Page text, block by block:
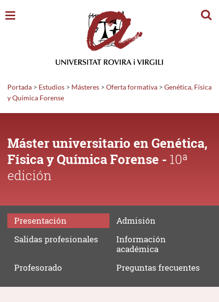
Portada > Estudios > Másteres > Oferta formativa > Genética, Física
y Química Forense
Máster universitario en Genética,
Física y Química Forense - 10ª
edición
Presentación
Admisión
Salidasprofesionales
Información
académica
Profesorado
Preguntasfrecuentes